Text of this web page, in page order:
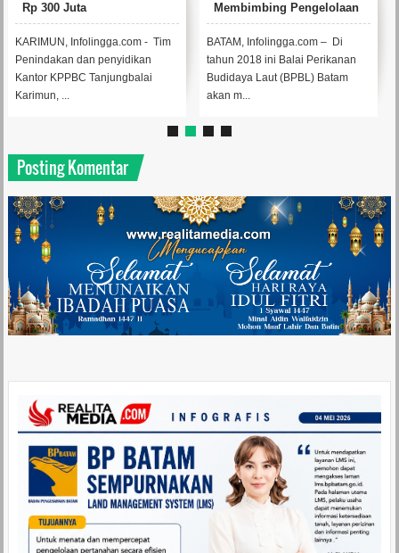
Rp 300 Juta
KARIMUN, Infolingga.com - Tim
Penindakan dan penyidikan
Kantor KPPBC Tanjungbalai
Karimun, ...
Membimbing Pengelolaan
Ikan Di Karimun
BATAM, Infolingga.com – Di
tahun 2018 ini Balai Perikanan
Budidaya Laut (BPBL) Batam
akan m...
Posting Komentar